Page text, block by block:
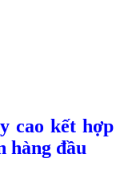
cao kết hợp
hàng đầu